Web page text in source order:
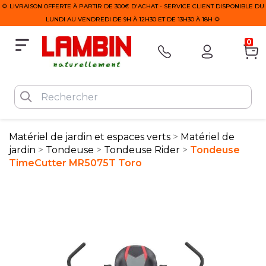
🌻 LIVRAISON OFFERTE À PARTIR DE 300€ D'ACHAT - SERVICE CLIENT DISPONIBLE DU
LUNDI AU VENDREDI DE 9H À 12H30 ET DE 13H30 À 18H 🌻
0
Matériel de jardin et espaces verts
Matériel de
jardin
Tondeuse Tondeuse Rider
Tondeuse
TimeCutter MR5075T Toro